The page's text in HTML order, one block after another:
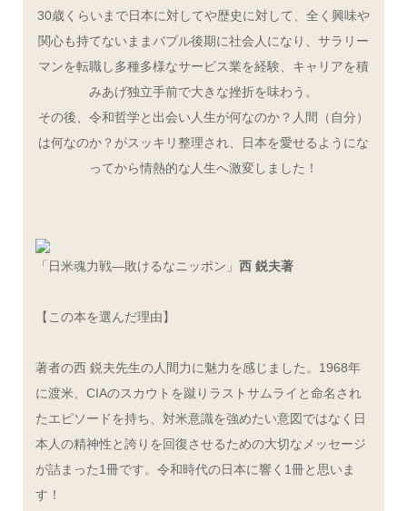
30歳くらいまで日本に対してや歴史に対して、全く興味や
関心も持てないままバブル後期に社会人になり、サラリー
マンを転職し多種多様なサービス業を経験、キャリアを積
みあげ独立手前で大きな挫折を味わう。
その後、令和哲学と出会い人生が何なのか？人間（自分）
は何なのか？がスッキリ整理され、日本を愛せるようにな
ってから情熱的な人生へ激変しました！
「日米魂力戦―敗けるなニッポン」 西 鋭夫著
【この本を選んだ理由】
著者の西 鋭夫先生の人間力に魅力を感じました。1968年
に渡米、CIAのスカウトを蹴りラストサムライと命名され
たエピソードを持ち、対米意識を強めたい意図ではなく日
本人の精神性と誇りを回復させるための大切なメッセージ
が詰まった1冊です。令和時代の日本に響く1冊と思いま
す！